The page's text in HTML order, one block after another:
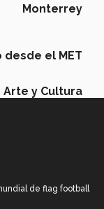
Monterrey
desde el MET
Arte y Cultura
de flag football